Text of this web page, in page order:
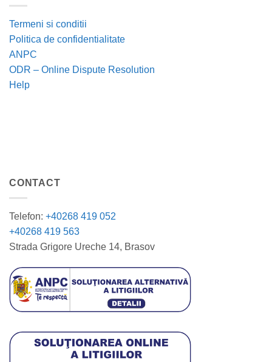
Termeni si conditii
Politica de confidentialitate
ANPC
ODR – Online Dispute Resolution
Help
CONTACT
Telefon: +40268 419 052
+40268 419 563
Strada Grigore Ureche 14, Brasov